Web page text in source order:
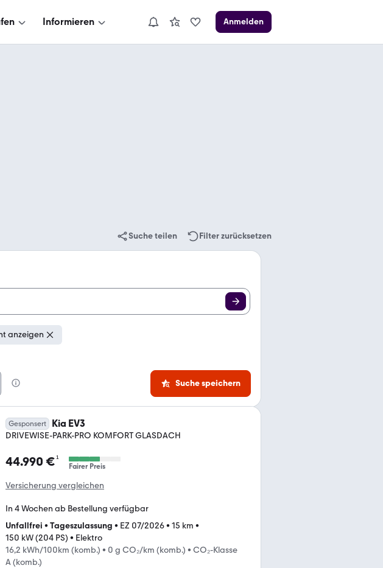
Informieren Anmelden
Suche teilen Filter zurücksetzen
anzeigen
Suche speichern
Gesponsert Kia EV3
DRIVEWISE-PARK-PRO KOMFORT GLASDACH
44.990 €¹
Fairer Preis
Versicherung vergleichen
In 4 Wochen ab Bestellung verfügbar
Unfallfrei • Tageszulassung • EZ 07/2026• 15 km •
150 kW (204 PS) • Elektro
16,2 kWh/100km (komb.) • 0 g CO₂/km (komb.) • CO₂-Klasse
A (komb.)